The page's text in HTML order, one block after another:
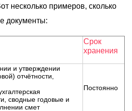
несколько примеров, сколько
документы:
Срок
хранения
и утверждении
отчётности,
сводные годовые и
смет
Постоянно